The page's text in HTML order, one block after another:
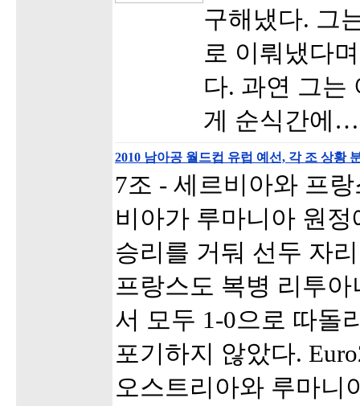
구해냈다. 그
로 이뤄냈다
다. 과연 그는
게 순식간에…
2010 남아공 월드컵 유럽 예선, 각 조 상황
7조 - 세르비아와 프
비아가 루마니아 원
승리를 거둬 선두 자
프랑스도 복병 리투
서 모두 1-0으로 따돌
포기하지 않았다.
오스트리아와 루마니